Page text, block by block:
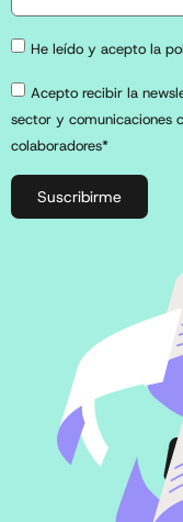
He leído y acepto la
Acepto recibir la
sector y comunicaciones
colaboradores*
Suscribirme